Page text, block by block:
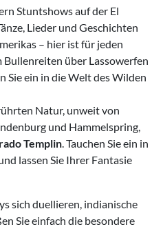
Stuntshows auf der El
Lieder und Geschichten
– hier ist für jeden
Bullenreiten über Lassowerfen
Sie ein in die Welt des Wilden
Natur, unweit von
und Hammelspring,
Templin . Tauchen Sie ein in
lassen Sie Ihrer Fantasie
sich duellieren, indianische
Sie einfach die besondere